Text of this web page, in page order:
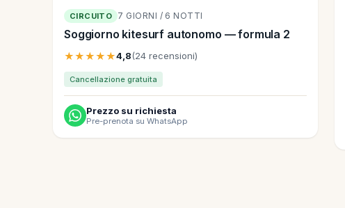
CIRCUITO 7 GIORNI / 6 NOTTI
Soggiorno kitesurf autonomo — formula 2
★★★★★4,8(24 recensioni)
Cancellazione gratuita
Prezzo su richiesta
Pre-prenota su WhatsApp